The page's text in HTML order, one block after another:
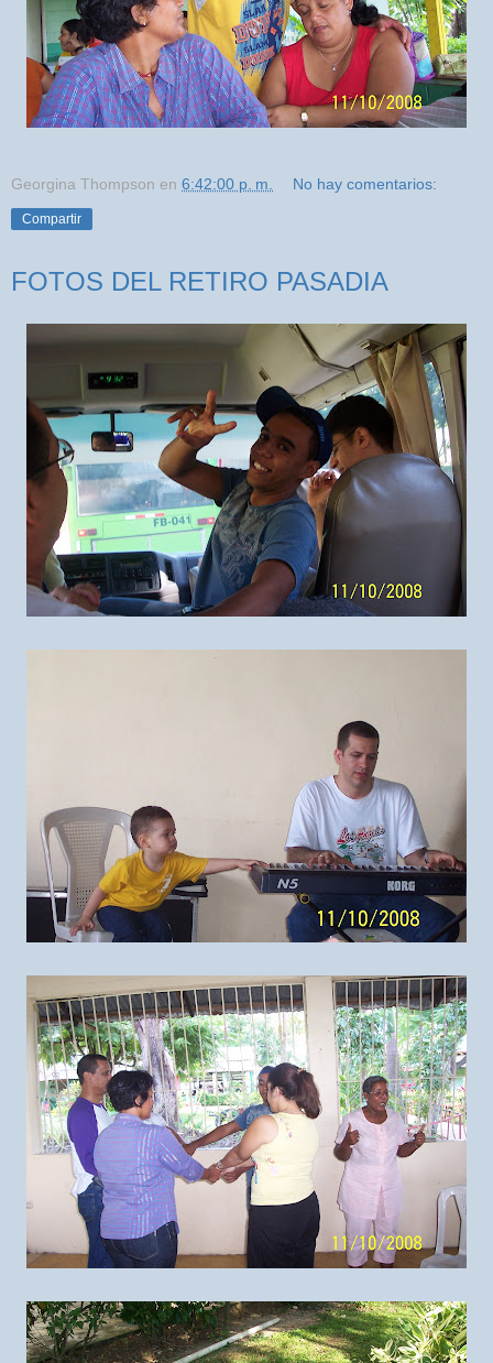
Georgina Thompson en 6:42:00 p. m. No hay comentarios:
Compartir
FOTOS DEL RETIRO PASADIA